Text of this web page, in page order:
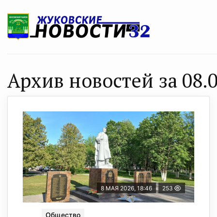
Архив новостей за
8 МАЯ 2026, 18:46 253
Общество